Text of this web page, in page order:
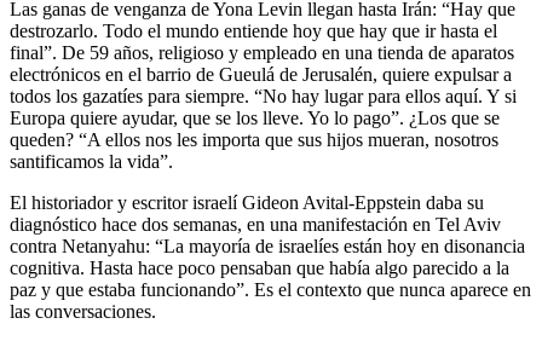
Las ganas de venganza de Yona Levin llegan hasta Irán: “Hay que
destrozarlo. Todo el mundo entiende hoy que hay que ir hasta el
final”. De 59 años, religioso y empleado en una tienda de aparatos
electrónicos en el barrio de Gueulá de Jerusalén, quiere expulsar a
todos los gazatíes para siempre. “No hay lugar para ellos aquí. Y si
Europa quiere ayudar, que se los lleve. Yo lo pago”. ¿Los que se
queden? “A ellos nos les importa que sus hijos mueran, nosotros
santificamos la vida”.
El historiador y escritor israelí Gideon Avital-Eppstein daba su
diagnóstico hace dos semanas, en una manifestación en Tel Aviv
contra Netanyahu: “La mayoría de israelíes están hoy en disonancia
cognitiva. Hasta hace poco pensaban que había algo parecido a la
paz y que estaba funcionando”. Es el contexto que nunca aparece en
las conversaciones.